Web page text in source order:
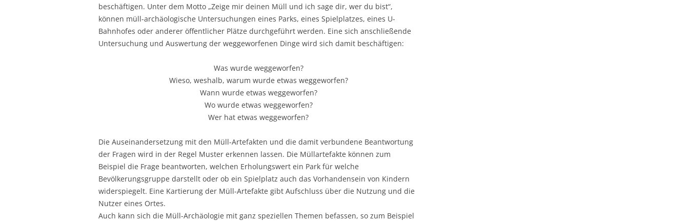
beschäftigen. Unter dem Motto „Zeige mir deinen Müll und ich sage dir, wer du bist“,
können müll-archäologische Untersuchungen eines Parks, eines Spielplatzes, eines U-
Bahnhofes oder anderer öffentlicher Plätze durchgeführt werden. Eine sich anschließende
Untersuchung und Auswertung der weggeworfenen Dinge wird sich damit beschäftigen:
Was wurde weggeworfen?
Wieso, weshalb, warum wurde etwas weggeworfen?
Wann wurde etwas weggeworfen?
Wo wurde etwas weggeworfen?
Wer hat etwas weggeworfen?
Die Auseinandersetzung mit den Müll-Artefakten und die damit verbundene Beantwortung
der Fragen wird in der Regel Muster erkennen lassen. Die Müllartefakte können zum
Beispiel die Frage beantworten, welchen Erholungswert ein Park für welche
Bevölkerungsgruppe darstellt oder ob ein Spielplatz auch das Vorhandensein von Kindern
widerspiegelt. Eine Kartierung der Müll-Artefakte gibt Aufschluss über die Nutzung und die
Nutzer eines Ortes.
Auch kann sich die Müll-Archäologie mit ganz speziellen Themen befassen, so zum Beispiel